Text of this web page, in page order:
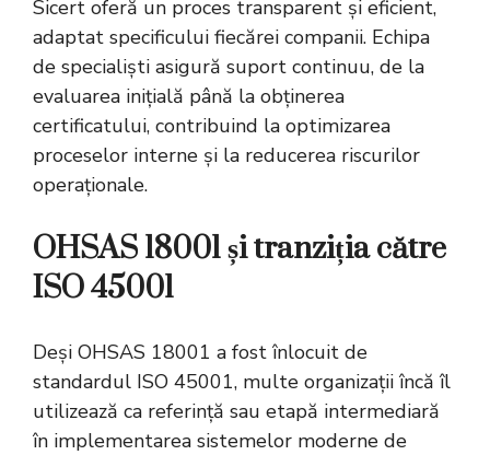
Sicert oferă un proces transparent și eficient,
adaptat specificului fiecărei companii. Echipa
de specialiști asigură suport continuu, de la
evaluarea inițială până la obținerea
certificatului, contribuind la optimizarea
proceselor interne și la reducerea riscurilor
operaționale.
OHSAS 18001 și tranziția către
ISO 45001
Deși OHSAS 18001 a fost înlocuit de
standardul ISO 45001, multe organizații încă îl
utilizează ca referință sau etapă intermediară
în implementarea sistemelor moderne de